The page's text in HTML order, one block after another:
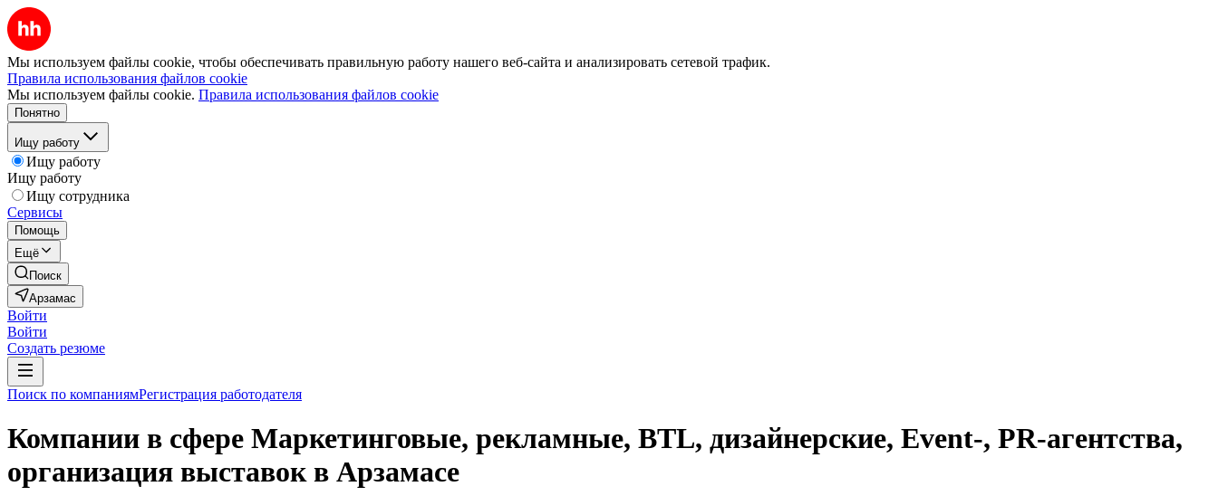
Мы используем файлы cookie, чтобы обеспечивать правильную работу нашего веб-сайта и анализировать сетевой трафик.
Правила использования файлов cookie
Мы используем файлы cookie. Правила использования файлов cookie
Понятно
Ищу работу
Ищу работу
Ищу работу
Ищу сотрудника
Сервисы
Помощь
Ещё
Поиск
Арзамас
Войти
Войти
Создать резюме
Поиск по компаниямРегистрация работодателя
Компании в сфере Маркетинговые, рекламные, BTL, дизайнерские, Event-, PR-агентства,
организация выставок в Арзамасе